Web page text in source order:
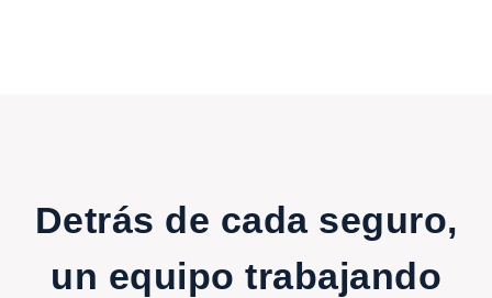
Detrás de cada seguro,
un equipo trabajando